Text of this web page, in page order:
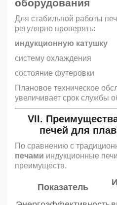
оборудования
Для стабильной работы
регулярно проверять:
индукционную катушку
систему охлаждения
состояние футеровки
Плановое техническое
увеличивает срок службы
VII.
печей для
По сравнению с
печами индукционные
преимуществ.
Показатель